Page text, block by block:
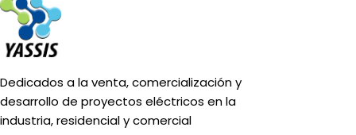
Dedicados a la venta, comercialización y
desarrollo de proyectos eléctricos en la
industria, residencial y comercial